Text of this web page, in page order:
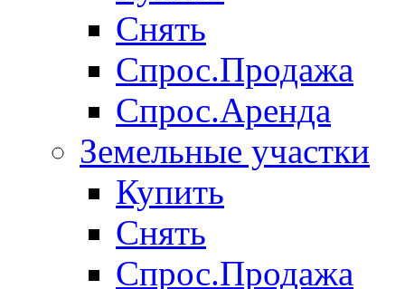
Снять
Спрос.Продажа
Спрос.Аренда
Земельные участки
Купить
Снять
Спрос.Продажа